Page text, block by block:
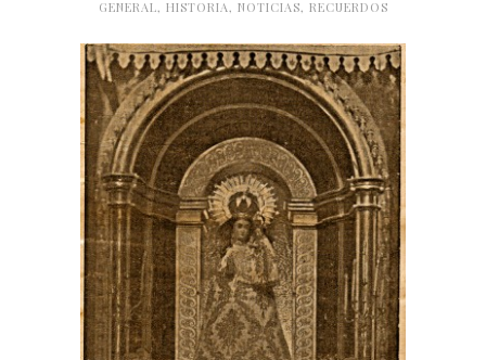
GENERAL, HISTORIA , NOTICIAS, RECUERDOS